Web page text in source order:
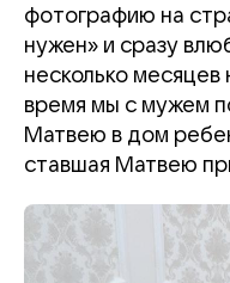
фотографию на
нужен» и сразу
несколько
время мы с мужем
Матвею в дом
ставшая Матвею